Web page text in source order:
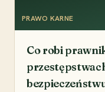
PRAWO KARNE
Co robi